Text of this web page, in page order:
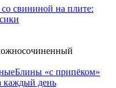
свининой на плите:
Блины «с припёком»
каждый день